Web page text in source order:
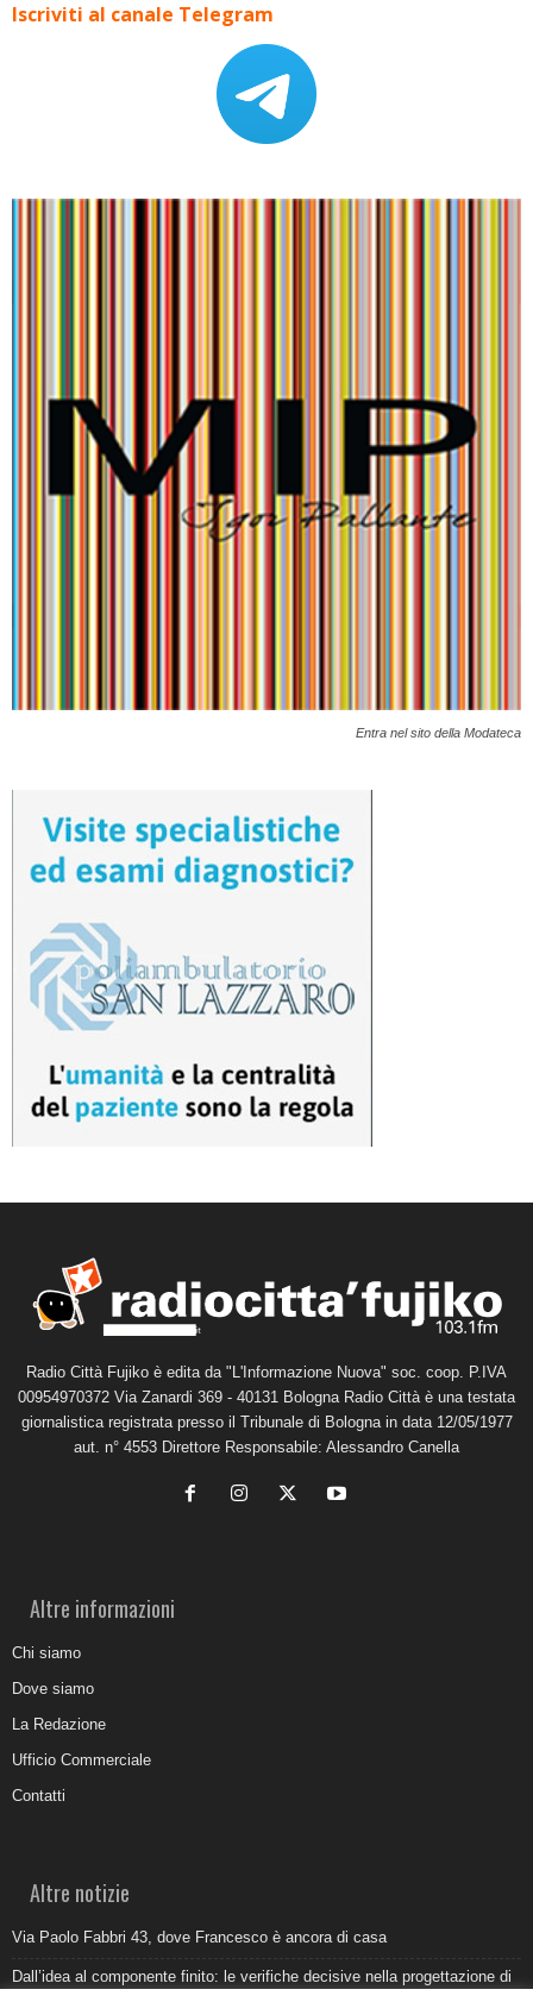
Iscriviti al canale Telegram
Entra nel sito della Modateca
Radio Città Fujiko è edita da "L'Informazione Nuova" soc. coop. P.IVA
00954970372 Via Zanardi 369 - 40131 Bologna Radio Città è una testata
giornalistica registrata presso il Tribunale di Bologna in data 12/05/1977
aut. n° 4553 Direttore Responsabile: Alessandro Canella
Altre informazioni
Chi siamo
Dove siamo
La Redazione
Ufficio Commerciale
Contatti
Altre notizie
Via Paolo Fabbri 43, dove Francesco è ancora di casa
Dall’idea al componente finito: le verifiche decisive nella progettazione di